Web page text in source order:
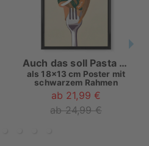
Auch das soll Pasta sein
als 18x13 cm Poster mit
schwarzem Rahmen
ab 21,99 €
ab 24,99 €